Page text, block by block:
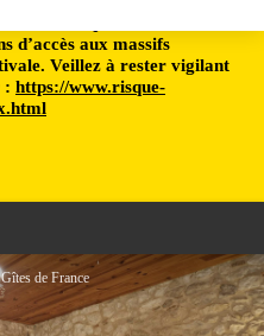
d’accès aux massifs
Veillez à rester vigilant
: https://www.risque-
de France